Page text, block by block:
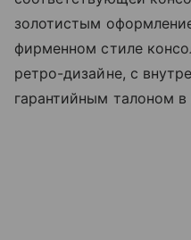
золотистым
фирменном стиле
ретро-дизайне, с
гарантийным талоном